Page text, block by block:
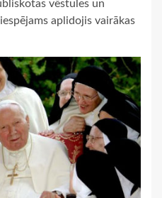
vēstules un
aplidojis vairākas